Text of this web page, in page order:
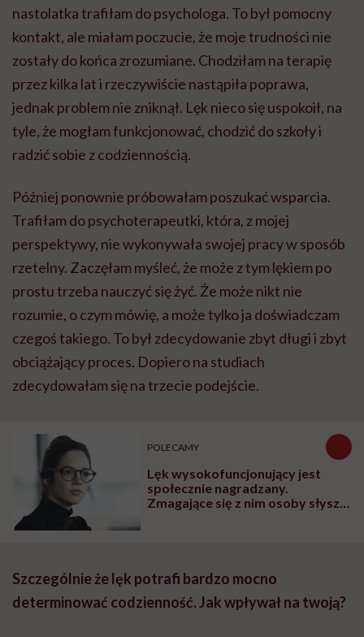
nastolatka trafiłam do psychologa. To był pomocny
kontakt, ale miałam poczucie, że moje trudności nie
zostały do końca zrozumiane. Chodziłam na terapię
przez kilka lat i rzeczywiście nastąpiła poprawa,
jednak problem nie zniknął. Lęk nieco się uspokoił, na
tyle, że mogłam funkcjonować, chodzić do szkoły i
radzić sobie z codziennością.
Później ponownie próbowałam poszukać wsparcia.
Trafiłam do psychoterapeutki, która, z mojej
perspektywy, nie wykonywała swojej pracy w sposób
rzetelny. Zaczęłam myśleć, że może z tym lękiem po
prostu trzeba nauczyć się żyć. Że może nikt nie
rozumie, o czym mówię, a może tylko ja doświadczam
czegoś takiego. To był zdecydowanie zbyt długi i zbyt
obciążający proces. Dopiero na studiach
zdecydowałam się na trzecie podejście.
POLECAMY
Lęk wysokofuncjonujący jest
społecznie nagradzany.
Zmagające się z nim osoby słyszą:
Szczególnie że lęk potrafi bardzo mocno
determinować codzienność. Jak wpływał na twoją?